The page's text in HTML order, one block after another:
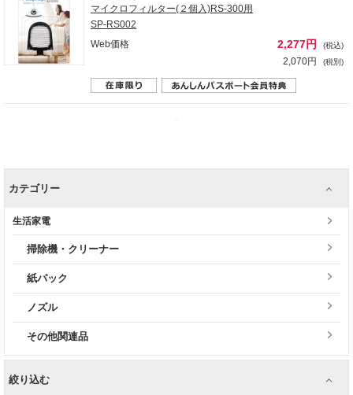
マイクロフィルター(２個入)RS-300用
SP-RS002
Web価格
2,277円 (税込)
2,070円 (税別)
カテゴリー
生活家電
掃除機・クリーナー
紙パック
ノズル
その他関連品
絞り込む